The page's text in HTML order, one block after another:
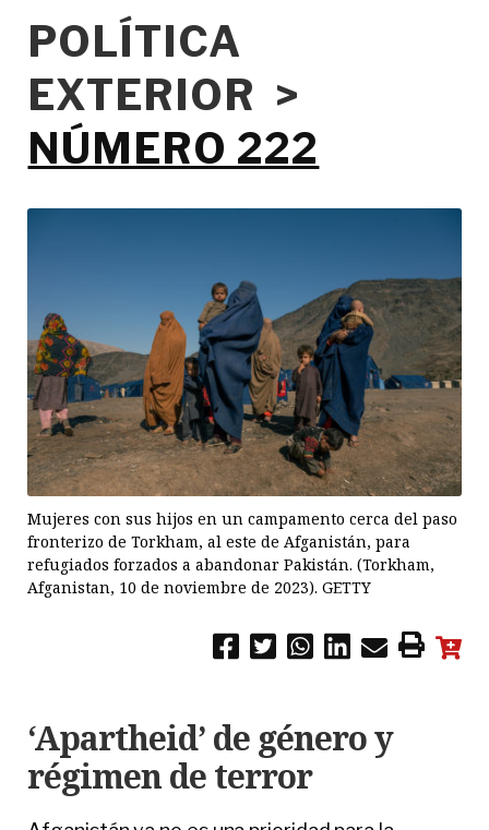
POLÍTICA
EXTERIOR >
NÚMERO 222
Mujeres con sus hijos en un campamento cerca del paso
fronterizo de Torkham, al este de Afganistán, para
refugiados forzados a abandonar Pakistán. (Torkham,
Afganistan, 10 de noviembre de 2023). GETTY
‘Apartheid’ de género y
régimen de terror